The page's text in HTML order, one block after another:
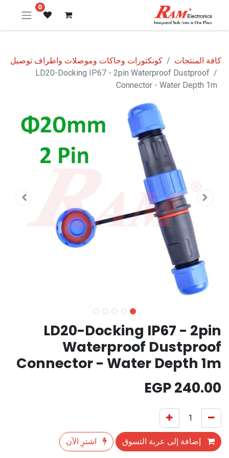
0
كافة المنتجات
كونكتورات وجاكات وموصلات واطراف توصيل
LD20-Docking IP67 - 2pin Waterproof Dustproof
Connector - Water Depth 1m
LD20-Docking IP67 - 2pin
Waterproof Dustproof
Connector - Water Depth 1m
240.00
إضافة إلى عربة التسوق اشترِ الآن